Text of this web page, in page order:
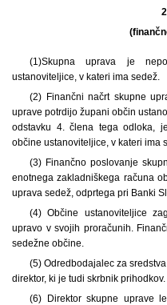
(1)Skupna uprava je
ustanoviteljice, v kateri ima sedež.
(2) Finančni načrt skupne
uprave potrdijo župani občin
odstavku 4. člena tega odloka,
občine ustanoviteljice, v kateri ima
(3) Finančno poslovanje
enotnega zakladniškega računa
uprava sedež, odprtega pri Banki
(4) Občine ustanoviteljice
upravo v svojih proračunih.
sedežne občine.
(5) Odredbodajalec za
direktor, ki je tudi skrbnik prihodkov.
(6) Direktor skupne uprave